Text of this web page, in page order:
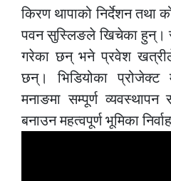
किरण थापाको निर्देशन तथा
पवन सुस्लिङले खिचेका हुन्।
गरेका छन् भने प्रवेश
छन्। भिडियोका
मनाङमा सम्पूर्ण व्यवस्थापन
बनाउन महत्वपूर्ण भूमिका